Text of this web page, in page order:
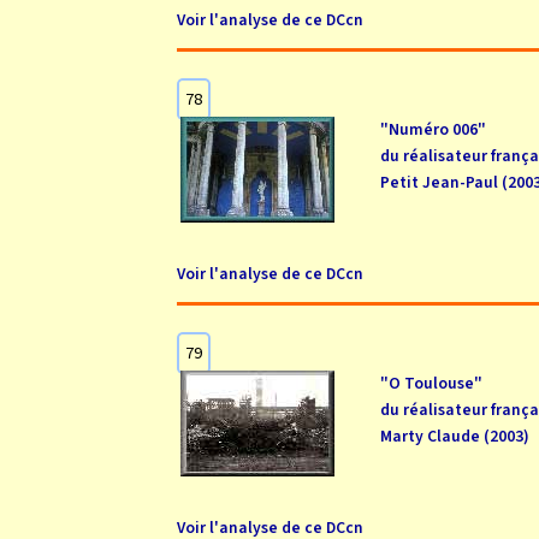
Voir l'analyse de ce DCcn
78
"Numéro 006"
du réalisateur
Petit Jean-Paul
Voir l'analyse de ce DCcn
79
"O Toulouse"
du réalisateur
Marty Claude (2003)
Voir l'analyse de ce DCcn